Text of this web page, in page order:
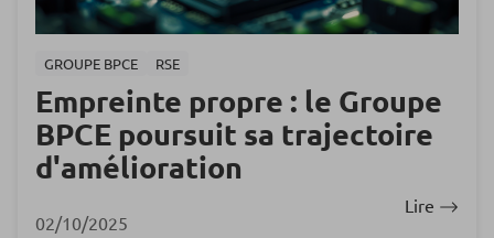
GROUPE BPCE RSE
Empreinte propre : le Groupe
BPCE poursuit sa trajectoire
d'amélioration
02/10/2025
Lire